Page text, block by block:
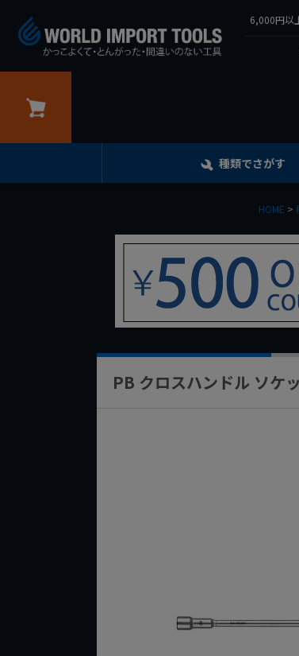
6,000円以
種類でさがす
HOME
PB クロスハンドル ソ